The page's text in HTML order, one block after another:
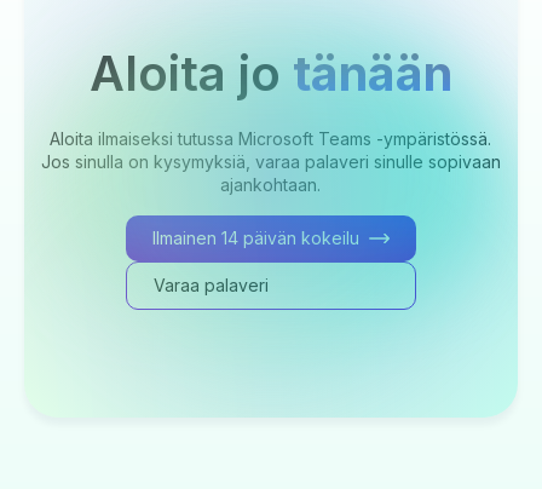
Aloita jo tänään
Aloita ilmaiseksi tutussa Microsoft Teams -ympäristössä.
Jos sinulla on kysymyksiä, varaa palaveri sinulle sopivaan
ajankohtaan.
Ilmainen 14 päivän kokeilu
Varaa palaveri